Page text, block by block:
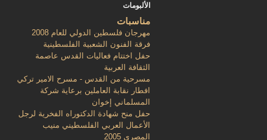
الألبومات
مناسبات
مهرجان فلسطين الدولي للعام 2008
فرقة الفنون الشعبية الفلسطينية
حفل اختتام فعاليات القدس عاصمة
الثقافة العربية
مسرحية من القدس - مسرح الامير تركي
افطار نقابة العاملين برعاية شركة
المسلماني إخوان
حفل منح شهادة الدكتوراه الفخرية لرجل
الأعمال العربي الفلسطيني منيب
المصري 2005